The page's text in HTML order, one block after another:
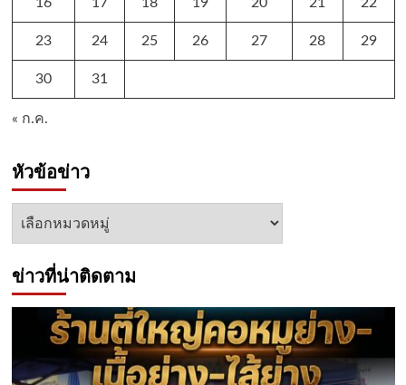
23 24 25 26 27 28 29
30 31
« ก.ค.
หัวข้อข่าว
หัวข้อ
ข่าวที่น่าติดตาม